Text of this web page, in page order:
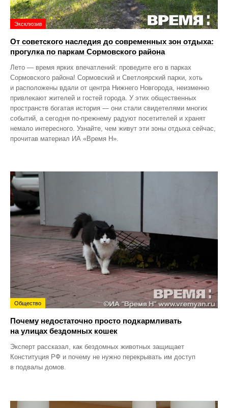
Эксклюзив
От советского наследия до современных зон отдыха:
прогулка по паркам Сормовского района
Лето — время ярких впечатлений: проведите его в парках
Сормовского района! Сормовский и Светлоярский парки, хоть
и расположены вдали от центра Нижнего Новгорода, неизменно
привлекают жителей и гостей города. У этих общественных
пространств богатая история — они стали свидетелями многих
событий, а сегодня по‑прежнему радуют посетителей и хранят
немало интересного. Узнайте, чем живут эти зоны отдыха сейчас,
прочитав материал ИА «Время Н».
Общество
Почему недостаточно просто подкармливать
на улицах бездомных кошек
Эксперт рассказал, как бездомных животных защищает
Конституция РФ и почему не нужно перекрывать им доступ
в подвалы домов.